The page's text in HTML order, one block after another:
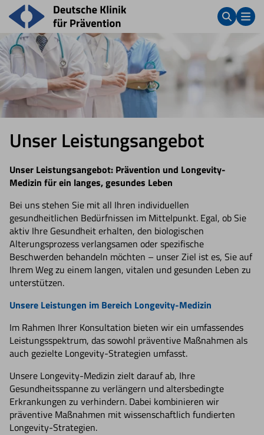
Unser Leistungsangebot
Unser Leistungsangebot: Prävention und Longevity-
Medizin für ein langes, gesundes Leben
Bei uns stehen Sie mit all Ihren individuellen
gesundheitlichen Bedürfnissen im Mittelpunkt. Egal, ob Sie
aktiv Ihre Gesundheit erhalten, den biologischen
Alterungsprozess verlangsamen oder spezifische
Beschwerden behandeln möchten – unser Ziel ist es, Sie auf
Ihrem Weg zu einem langen, vitalen und gesunden Leben zu
unterstützen.
Unsere Leistungen im Bereich Longevity-Medizin
Im Rahmen Ihrer Konsultation bieten wir ein umfassendes
Leistungsspektrum, das sowohl präventive Maßnahmen als
auch gezielte Longevity-Strategien umfasst.
Unsere Longevity-Medizin zielt darauf ab, Ihre
Gesundheitsspanne zu verlängern und altersbedingte
Erkrankungen zu verhindern. Dabei kombinieren wir
präventive Maßnahmen mit wissenschaftlich fundierten
Longevity-Strategien.